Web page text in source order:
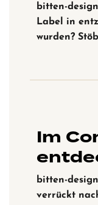
bitten-
Label in
wurden?
Im
bitten-
verrückt